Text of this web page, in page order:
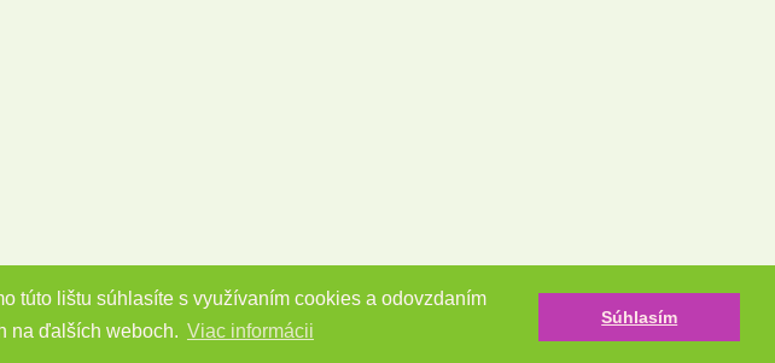
túto lištu súhlasíte s využívaním cookies a odovzdaním
na ďalších weboch. Viac informácii
Súhlasím